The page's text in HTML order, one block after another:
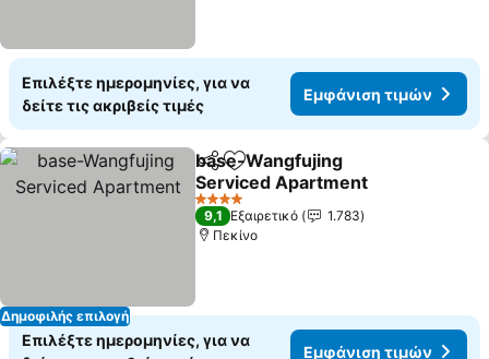
Επιλέξτε ημερομηνίες, για να
δείτε τις ακριβείς τιμές
Εμφάνιση τιμών
Δημοφιλής επιλογή
Κοινοποίηση
Προσθήκη στα αγαπημένα
base-Wangfujing
Serviced Apartment
4 Αστέρια
9,1 Εξαιρετικό
1.783
Πεκίνο
Επιλέξτε ημερομηνίες, για να
Εμφάνιση τιμών